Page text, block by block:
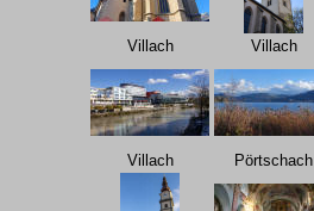
Villach Villach
Villach Pörtschach